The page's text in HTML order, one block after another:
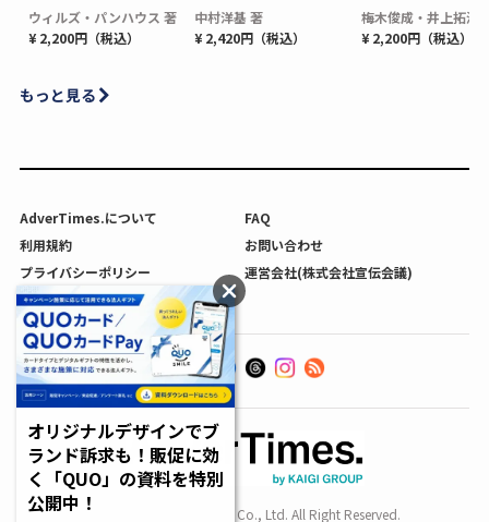
ウィルズ・パンハウス 著
¥ 2,200円（税込）
中村洋基 著
¥ 2,420円（税込）
梅木俊成・井上拓海
¥ 2,200円（税込）
もっと見る
AdverTimes.について
FAQ
利用規約
お問い合わせ
プライバシーポリシー
運営会社(株式会社宣伝会議)
利用者情報の外部送信について
Copyright SENDENKAIGI Co., Ltd. All Right Reserved.
オリジナルデザインでブ
ランド訴求も！販促に効
く「QUO」の資料を特別
公開中！